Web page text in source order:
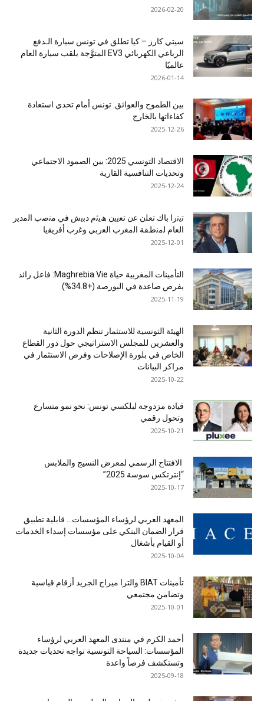
2026-02-20
سيتي كارز – كيا تطلق في تونس سيارة الـدفع
الرباعي الكهربائي EV3 المتوَّجة بلقب سيارة العام
عالميًا
2026-01-14
بين الطموح والعوائق: تونس أمام تحدي استعادة
كفاءاتها بالخارج
2025-12-26
الاقتصاد التونسي 2025: بين الصمود الاجتماعي
وتحديات التنافسية القارية
2025-12-24
ﺗﯾﺗرا ﺑﺎك ﺗﻌﻠن ﻋن ﺗﻌﯾﯾن ھﯾﺛم دﺑﯾش ﻓﻲ ﻣﻧﺻب اﻟﻣدﯾر
اﻟﻌﺎم ﻟﻣﻧطﻘﺔ اﻟﻣﻐرب اﻟﻌرﺑﻲ وﻏرب أﻓرﯾﻘﯾﺎ
2025-12-01
التأمينات المغربية حياة Maghrebia Vie: فاعل رائد
بفرص صاعدة في البورصة (+34.8%)
2025-11-19
الهيئة التونسية للاستثمار تنظم الدورة الثانية
والعشرين للمجلس الاستراتيجي حول دور القطاع
الخاص في بلورة الإصلاحات وفرص الاستثمار في
مراكز البيانات
2025-10-22
قيادة مزدوجة لبلكسي تونس: نحو نمو متسارع
وتحول رقمي
2025-10-21
الافتتاح الرسمي لمعرض النسيج والملابس
“إنترتكس سوسة 2025”
2025-10-17
المعهد العربي لرؤساء المؤسسات… قابلية تطبيق
قرار الضمان البنكي على مؤسسات إسداء الخدمات
أو القيام بأشغال
2025-10-04
تأمينات BIAT والترا ميراج الجريد أرقام قياسية
وتضامن مجتمعي
2025-10-01
أحمد الكرم في منتدى المعهد العربي لرؤساء
المؤسسات: السياحة التونسية تواجه تحديات جديدة
وتستكشف فرصاً واعدة
2025-09-18